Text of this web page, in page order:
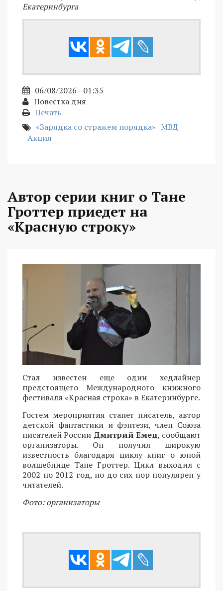
Екатеринбурга
06/08/2026 - 01:35
Повестка дня
Печать
«Зарядка со стражем порядка» МВД
Акция
Автор серии книг о Тане
Гроттер приедет на
«Красную строку»
Стал известен еще один хедлайнер
предстоящего Международного книжного
фестиваля «Красная строка» в Екатеринбурге.
Гостем мероприятия станет писатель, автор
детской фантастики и фэнтези, член Союза
писателей России Дмитрий Емец, сообщают
организаторы. Он получил широкую
известность благодаря циклу книг о юной
волшебнице Тане Гроттер. Цикл выходил с
2002 по 2012 год, но до сих пор популярен у
читателей.
Фото: организаторы